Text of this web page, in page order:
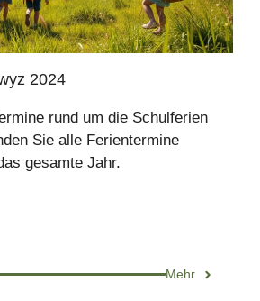
2024
rund um die Schulferien
Sie alle Ferientermine
gesamte Jahr.
Mehr